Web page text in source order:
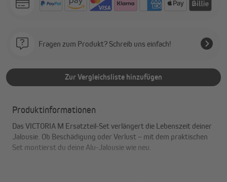
Fragen zum Produkt? Schreib uns einfach!
Zur Vergleichsliste hinzufügen
Produktinformationen
Das VICTORIA M Ersatzteil-Set verlängert die Lebenszeit deiner
Jalousie. Ob Beschädigung oder Verlust – mit dem praktischen
Set montierst du deine Alu-Jalousie wie neu.